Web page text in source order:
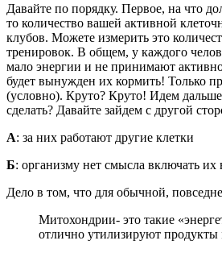
Давайте по порядку. Первое, на что
то количество вашей активной
клубов. Можете измерить это
тренировок. В общем, у каждого
мало энергии и не принимают
будет вынужден их кормить! Только
(условно). Круто? Круто! Идем
сделать? Давайте зайдем с другой
А: за них работают другие клетки
Б: организму нет смысла включать их
Дело в том, что для обычной,
Митохондрии- это такие
отлично утилизируют